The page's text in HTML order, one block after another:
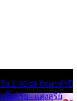
จ 2. 02:49 รักมาห้าปี
สื้อลาย - แสงสุรีย์